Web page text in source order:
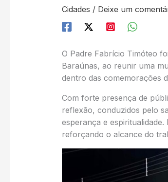
Cidades / Deixe um
O Padre Fabrício Timóteo
Baraúnas, ao reunir uma
dentro das comemorações
Com forte presença de
reflexão, conduzidos pelo
esperança e
reforçando o alcance do